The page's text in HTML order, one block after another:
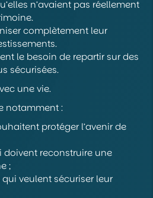
n’avaient pas réellement
complètement leur
le besoin de repartir sur des
sécurisées.
une vie.
notamment :
protéger l’avenir de
doivent reconstruire une
;
veulent sécuriser leur